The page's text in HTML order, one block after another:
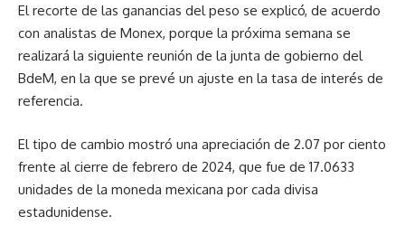
El recorte de las ganancias del peso se explicó, de acuerdo
con analistas de Monex, porque la próxima semana se
realizará la siguiente reunión de la junta de gobierno del
BdeM, en la que se prevé un ajuste en la tasa de interés de
referencia.
El tipo de cambio mostró una apreciación de 2.07 por ciento
frente al cierre de febrero de 2024, que fue de 17.0633
unidades de la moneda mexicana por cada divisa
estadunidense.